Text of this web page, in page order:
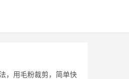
，用毛粉裁剪，简单快